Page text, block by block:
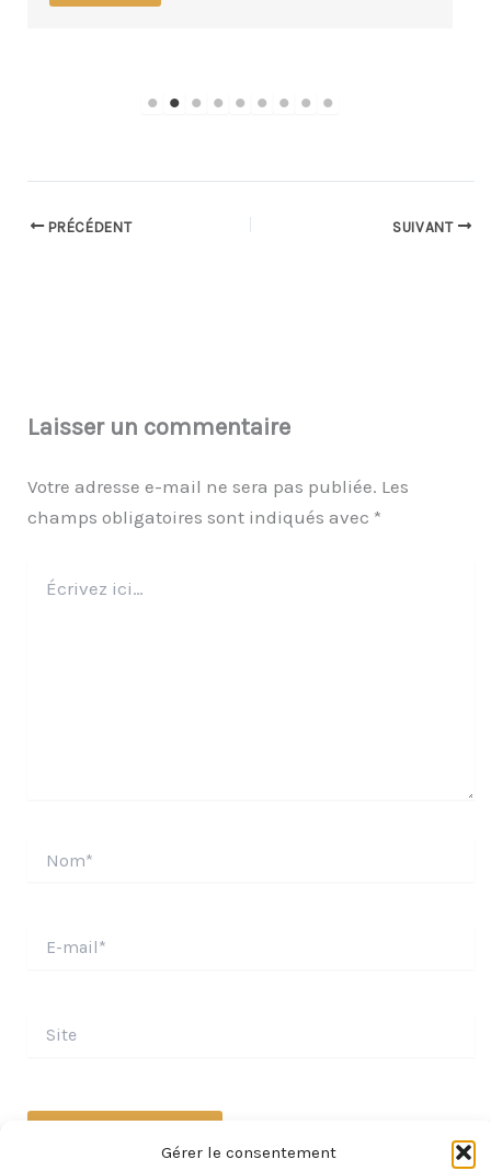
Gérer le consentement
PRÉCÉDENT SUIVANT
Laisser un commentaire
Votre adresse e-mail ne sera pas publiée. Les
champs obligatoires sont indiqués avec *
ici…
mail*